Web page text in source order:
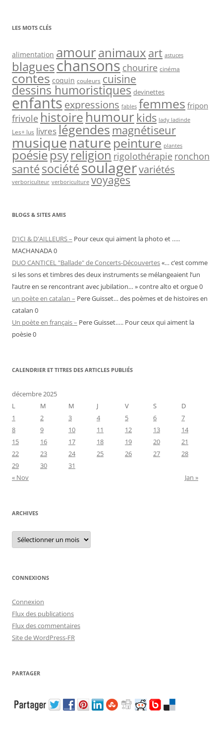
LES MOTS CLÉS
alimentation amouranimaux art astuces
blagueschansons chourire cinéma
contes coquin couleurs cuisine
dessins humoristiques devinettes
enfantsexpressions fables femmes fripon
frivole histoire humour kids lady ladinde
Les+ lus livreslégendes magnétiseur
musiquenature peinture plantes
poésiepsyreligion rigolothérapie ronchon
santésociétésoulagervariétés
verboriculteur verboriculture voyages
BLOGS & SITES AMIS
D'ICI & D'AILLEURS – Pour ceux qui aiment la photo et …..
MACHANADA 0
DUO CANTICEL "Ballade" de Concerts-Découvertes«… c’est comme
si les sons et timbres des deux instruments se mélangeaient l’un
l’autre en se rencontrant avec jubilation… » contre alto et orgue 0
un poète en catalan – Pere Guisset… des poèmes et de histoires en
catalan 0
Un poète en français – Pere Guisset….. Pour ceux qui aiment la
poèsie 0
CALENDRIER ET TITRES DES ARTICLES PUBLIÉS
décembre 2025
L
M M J V S
D
1
2 3 4 5 6
7
8
9 10 11 12 13
14
15
16 17 18 19 20
21
22
23 24 25 26 27
28
29
30
31
« Nov
Jan »
ARCHIVES
Archives
CONNEXIONS
Connexion
Flux des publications
Flux des commentaires
Site de WordPress-FR
PARTAGER